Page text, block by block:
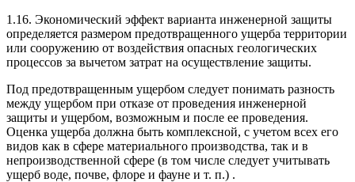
1.16. Экономический эффект варианта инженер­ной защиты
определяется размером предотвращен­ного ущерба территории
или сооружению от воздей­ствия опасных геологических
процессов за вычетом затрат на осуществление защиты.
Под предотвращенным ущербом следует пони­мать разность
между ущербом при отказе от прове­дения инженерной
защиты и ущербом, возможным и после ее проведения.
Оценка ущерба должна быть комплексной, с учетом всех его
видов как в сфере материального производства, так и в
непроизвод­ственной сфере (в том числе следует учитывать
ущерб воде, почве, флоре и фауне и т. п.) .